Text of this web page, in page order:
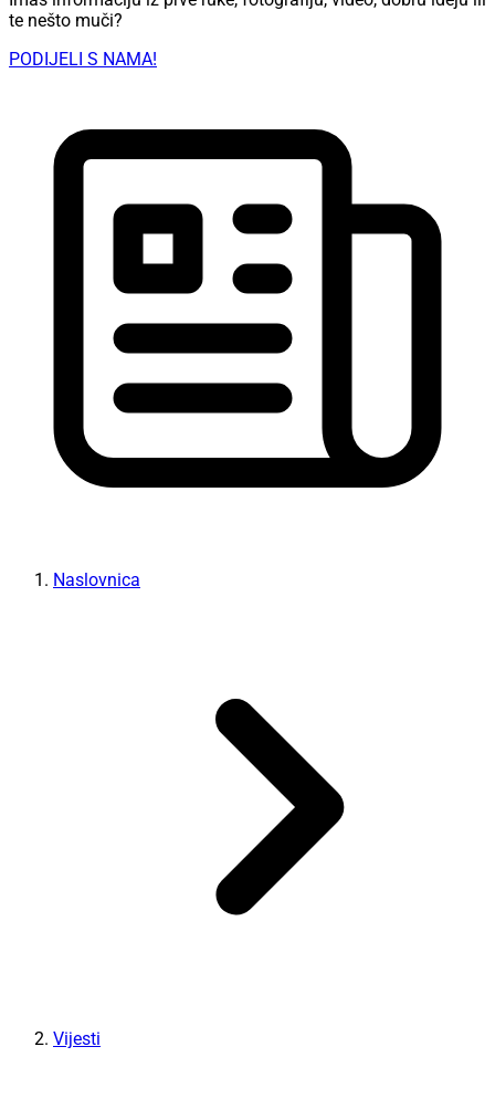
te nešto muči?
PODIJELI S NAMA!
Naslovnica
Vijesti